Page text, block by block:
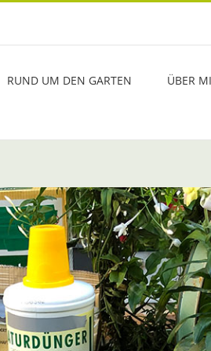
RUND UM DEN GARTEN ÜBER